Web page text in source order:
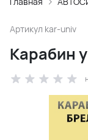
Артикул kar-univ
Карабин